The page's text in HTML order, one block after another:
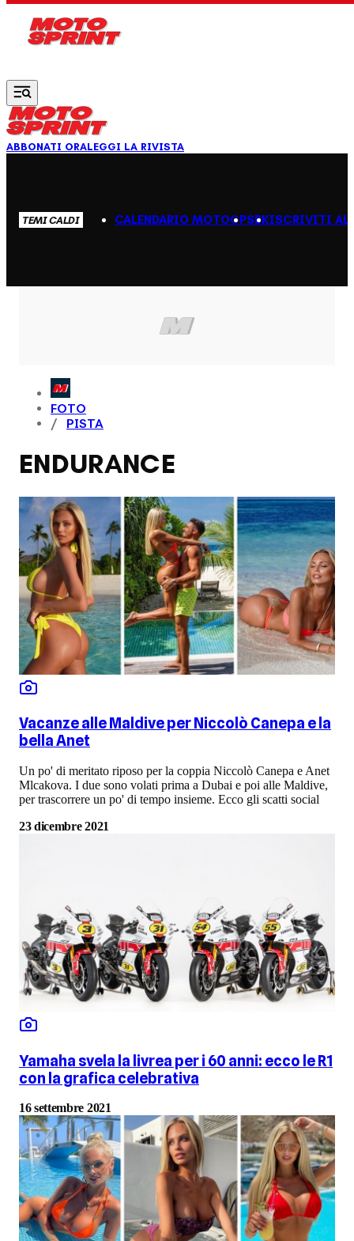
ABBONATI ORALEGGI LA RIVISTA
TEMI CALDI CALENDARIO MOTOGPSBKISCRIVITI AL
FOTO
PISTA
ENDURANCE
Vacanze alle Maldive per Niccolò Canepa e la
bella Anet
Un po' di meritato riposo per la coppia Niccolò Canepa e Anet
Mlcakova. I due sono volati prima a Dubai e poi alle Maldive,
per trascorrere un po' di tempo insieme. Ecco gli scatti social
23 dicembre 2021
Yamaha svela la livrea per i 60 anni: ecco le R1
con la grafica celebrativa
16 settembre 2021